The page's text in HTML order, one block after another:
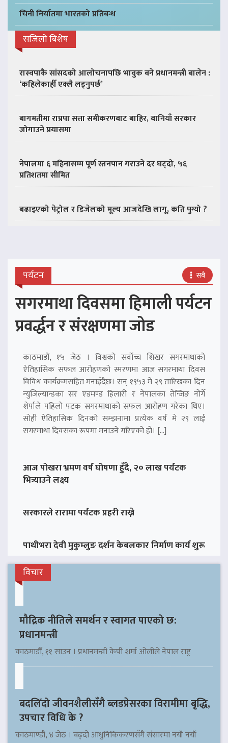
चिनी निर्यातमा भारतको प्रतिबन्ध
सजिलो बिशेष
रास्वपाकै सांसदको आलोचनापछि भावुक बने प्रधानमन्त्री बालेन :
‘कहिलेकाहीँ एक्लै लड्नुपर्छ’
बागमतीमा राप्रपा सत्ता समीकरणबाट बाहिर, बानियाँ सरकार
जोगाउने प्रयासमा
नेपालमा ६ महिनासम्म पूर्ण स्तनपान गराउने दर घट्दो, ५६
प्रतिशतमा सीमित
बढाइएको पेट्रोल र डिजेलको मूल्य आजदेखि लागू, कति पुग्यो ?
पर्यटन सबै
सगरमाथा दिवसमा हिमाली पर्यटन
प्रवर्द्धन र संरक्षणमा जोड
काठमाडौं, १५ जेठ । विश्वको सर्वोच्च शिखर सगरमाथाको
ऐतिहासिक सफल आरोहणको स्मरणमा आज सगरमाथा दिवस
विविध कार्यक्रमसहित मनाइँदैछ। सन् १९५३ मे २९ तारिखका दिन
न्युजिल्यान्डका सर एडमण्ड हिलारी र नेपालका तेन्जिङ नोर्गे
शेर्पाले पहिलो पटक सगरमाथाको सफल आरोहण गरेका थिए।
सोही ऐतिहासिक दिनको सम्झनामा प्रत्येक वर्ष मे २९ लाई
सगरमाथा दिवसका रूपमा मनाउने गरिएको हो। […]
आज पोखरा भ्रमण वर्ष घोषणा हुँदै, २० लाख पर्यटक
भित्र्याउने लक्ष्य
सरकारले रारामा पर्यटक प्रहरी राख्ने
पाथीभरा देवी मुकुम्लुङ दर्शन केबलकार निर्माण कार्य शुरू
विचार
मौद्रिक नीतिले समर्थन र स्वागत पाएको छ:
प्रधानमन्त्री
काठमाडौँ, ११ साउन । प्रधानमन्त्री केपी शर्मा ओलीले नेपाल राष्ट्र
बदलिँदो जीवनशैलीसँगै ब्लडप्रेसरका विरामीमा बृद्धि,
उपचार विधि के ?
काठमाण्डौ, ४ जेठ । बढ्दो आधुनिकिकरणसँगै संसारमा नयाँ नयाँ